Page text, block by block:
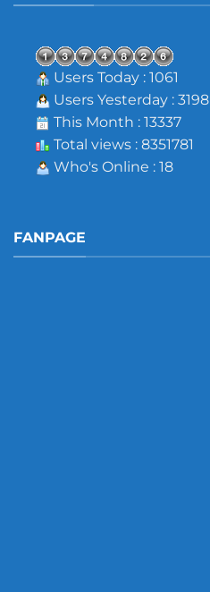
Users Today : 1061
Users Yesterday : 3198
This Month : 13337
Total views : 8351781
Who's Online : 18
FANPAGE